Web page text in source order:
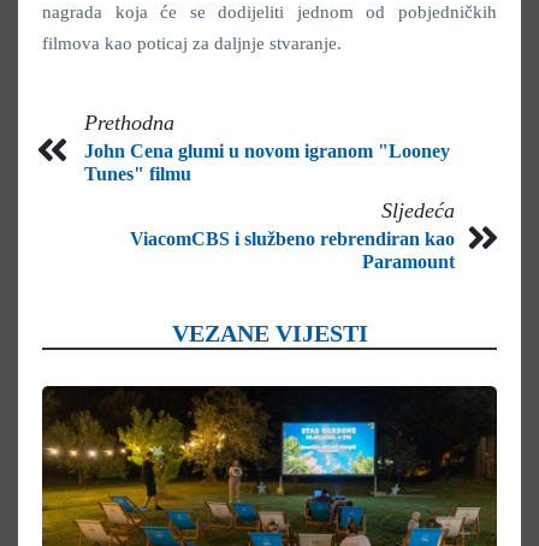
nagrada koja će se dodijeliti jednom od pobjedničkih
filmova kao poticaj za daljnje stvaranje.
Prethodna
John Cena glumi u novom igranom "Looney
Tunes" filmu
Sljedeća
ViacomCBS i službeno rebrendiran kao
Paramount
VEZANE VIJESTI